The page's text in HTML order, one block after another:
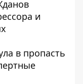
и
в пропасть